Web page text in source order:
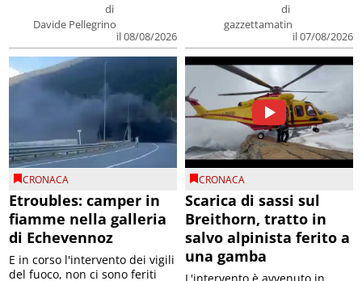
di
Davide Pellegrino
il 08/08/2026
di
gazzettamatin
il 07/08/2026
CRONACA
Etroubles: camper in
fiamme nella galleria
di Echevennoz
E in corso l'intervento dei vigili
del fuoco, non ci sono feriti
CRONACA
Scarica di sassi sul
Breithorn, tratto in
salvo alpinista ferito a
una gamba